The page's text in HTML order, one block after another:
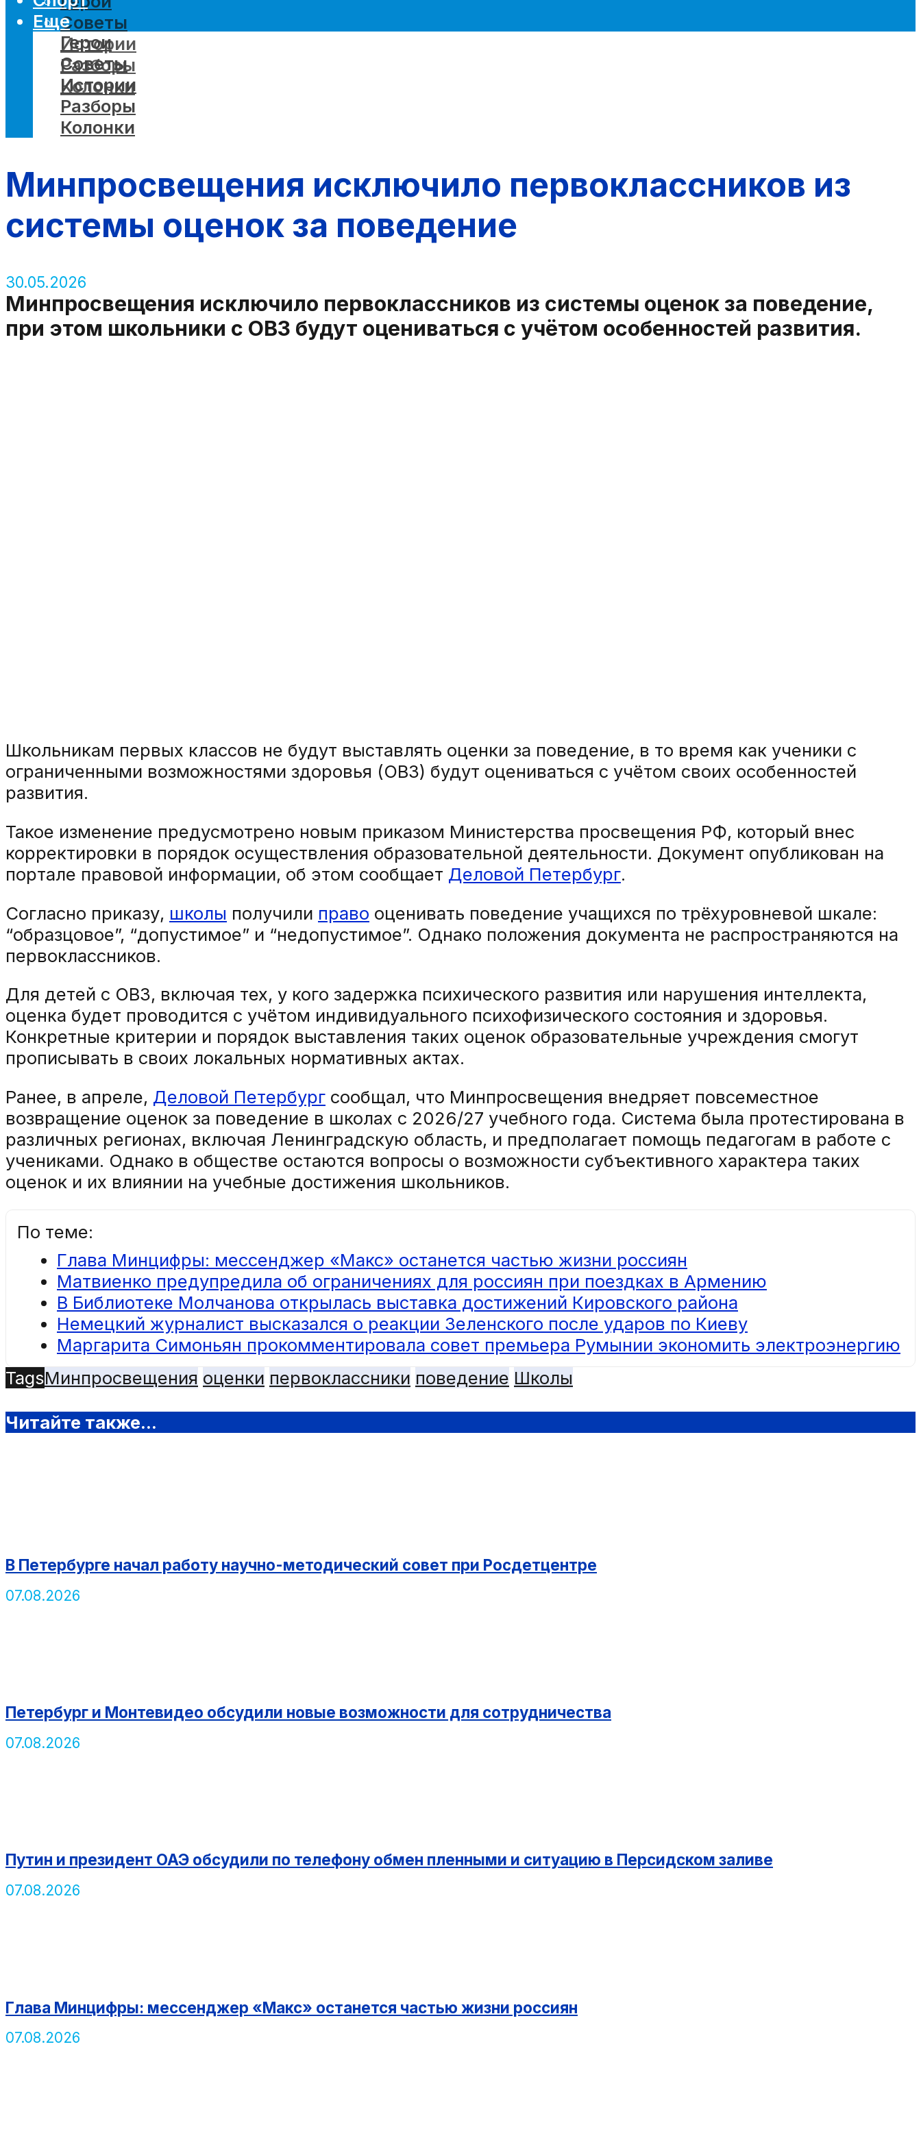
Советы
Истории
Разборы
Колонки
Еще
Герои
Советы
Истории
Разборы
Колонки
Минпросвещения исключило первоклассников из
системы оценок за поведение
30.05.2026
Минпросвещения исключило первоклассников из системы оценок за поведение,
при этом школьники с ОВЗ будут оцениваться с учётом особенностей развития.
Школьникам первых классов не будут выставлять оценки за поведение, в то время как ученики с
ограниченными возможностями здоровья (ОВЗ) будут оцениваться с учётом своих особенностей
развития.
Такое изменение предусмотрено новым приказом Министерства просвещения РФ, который внес
корректировки в порядок осуществления образовательной деятельности. Документ опубликован на
портале правовой информации, об этом сообщает Деловой Петербург.
Согласно приказу, школы получили право оценивать поведение учащихся по трёхуровневой шкале:
“образцовое”, “допустимое” и “недопустимое”. Однако положения документа не распространяются на
первоклассников.
Для детей с ОВЗ, включая тех, у кого задержка психического развития или нарушения интеллекта,
оценка будет проводится с учётом индивидуального психофизического состояния и здоровья.
Конкретные критерии и порядок выставления таких оценок образовательные учреждения смогут
прописывать в своих локальных нормативных актах.
Ранее, в апреле, Деловой Петербург сообщал, что Минпросвещения внедряет повсеместное
возвращение оценок за поведение в школах с 2026/27 учебного года. Система была протестирована в
различных регионах, включая Ленинградскую область, и предполагает помощь педагогам в работе с
учениками. Однако в обществе остаются вопросы о возможности субъективного характера таких
оценок и их влиянии на учебные достижения школьников.
По теме:
Глава Минцифры: мессенджер «Макс» останется частью жизни россиян
Матвиенко предупредила об ограничениях для россиян при поездках в Армению
В Библиотеке Молчанова открылась выставка достижений Кировского района
Немецкий журналист высказался о реакции Зеленского после ударов по Киеву
Маргарита Симоньян прокомментировала совет премьера Румынии экономить электроэнергию
TagsМинпросвещения оценки первоклассники поведение Школы
Читайте также...
В Петербурге начал работу научно-методический совет при Росдетцентре
07.08.2026
Петербург и Монтевидео обсудили новые возможности для сотрудничества
07.08.2026
Путин и президент ОАЭ обсудили по телефону обмен пленными и ситуацию в Персидском заливе
07.08.2026
Глава Минцифры: мессенджер «Макс» останется частью жизни россиян
07.08.2026